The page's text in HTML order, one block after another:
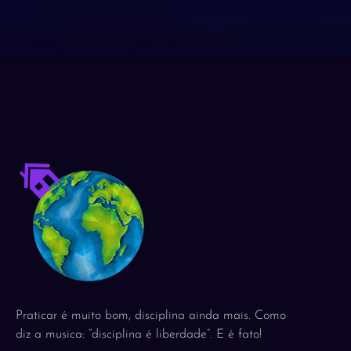
Praticar é muito bom, disciplina ainda mais. Como
diz a musica: “disciplina é liberdade”. E é fato!